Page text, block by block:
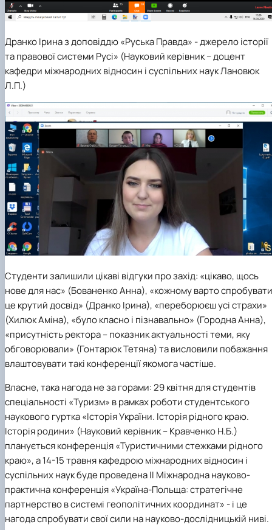
Дранко Ірина з доповіддю «Руська Правда» - джерело історії
та правової системи Русі» (Науковий керівник –доцент
кафедри міжнародних відносин і суспільних наук Лановюк
Л.П.)
Студенти залишили цікаві відгуки про захід: «цікаво, щось
нове для нас» (Бованенко Анна), «кожному варто
це крутий досвід» (Дранко Ірина), «переборюєш усі страхи»
(Хилюк Аміна), «було класно і пізнавально» (Городна Анна),
«присутність ректора – показник актуальності теми, яку
обговорювали» (Гонтарюк Тетяна) та висловили побажання
влаштовувати такі конференції якомога частіше.
Власне, така нагода не за горами:29 квітнядля студентів
спеціальності «Туризм» в рамках роботи студентського
наукового гуртка «Історія України. Історія рідного краю.
Історія родини» (Науковий керівник – Кравченко Н.Б.)
планується конференція«Туристичними стежками рідного
краю»,а14-15 травнякафедрою міжнародних відносин і
суспільних наук буде проведенаІІ Міжнародна науково-
практична конференція «Україна-Польща: стратегічне
партнерство в системі геополітичних координат» - і це
нагода спробувати свої сили на науково-дослідницькій ниві.